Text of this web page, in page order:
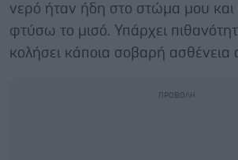
νερό ήταν ήδη στο στώμα μου
φτύσω το μισό. Υπάρχει
κολήσει κάποια σοβαρή ασθένεια